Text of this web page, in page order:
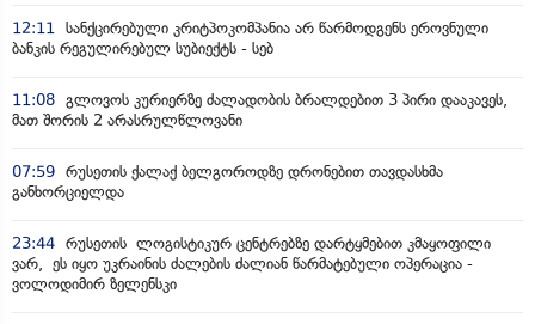
12:11
სანქცირებული კრიტპოკომპანია არ წარმოდგენს ეროვნული
ბანკის რეგულირებულ სუბიექტს - სებ
11:08 გლოვოს კურიერზე ძალადობის ბრალდებით 3 პირი დააკავეს,
მათ შორის 2 არასრულწლოვანი
07:59 რუსეთის ქალაქ ბელგოროდზე დრონებით თავდასხმა
განხორციელდა
23:44 რუსეთის ლოგისტიკურ ცენტრებზე დარტყმებით კმაყოფილი
ვარ, ეს იყო უკრაინის ძალების ძალიან წარმატებული ოპერაცია -
ვოლოდიმირ ზელენსკი